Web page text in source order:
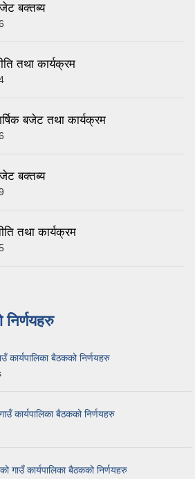
बक्तब्य
तथा कार्यक्रम
बजेट तथा कार्यक्रम
बक्तब्य
तथा कार्यक्रम
निर्णयहरु
बैठकको निर्णयहरु
कार्यपालिका बैठकको निर्णयहरु
गाउँ कार्यपालिका बैठकको निर्णयहरु